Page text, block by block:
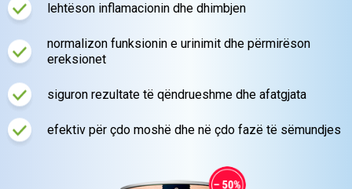
lehtëson inflamacionin dhe dhimbjen
normalizon funksionin e urinimit dhe përmirëson
ereksionet
siguron rezultate të qëndrueshme dhe afatgjata
efektiv për çdo moshë dhe në çdo fazë të sëmundjes